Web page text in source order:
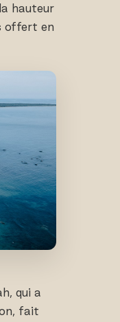
hauteur
offert en
qui a
fait